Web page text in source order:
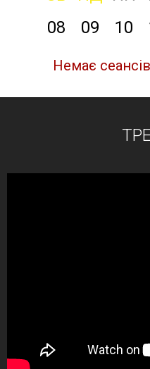
08
09 10
Немає